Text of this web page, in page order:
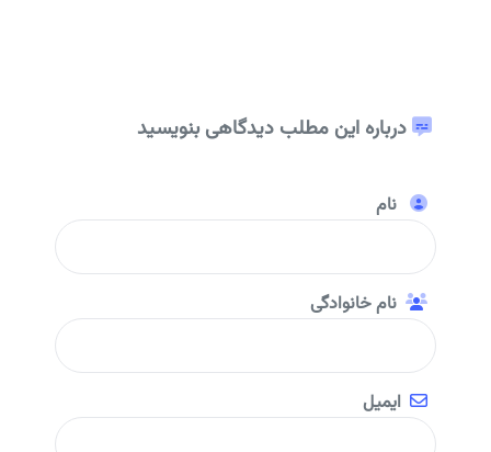
درباره این مطلب دیدگاهی بنویسید
نام
نام خانوادگی
ایمیل